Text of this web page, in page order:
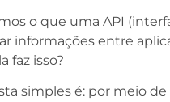
o que uma API
informações entre
faz isso?
simples é: por meio